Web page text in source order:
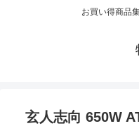
お買い得商品
玄人志向 650W